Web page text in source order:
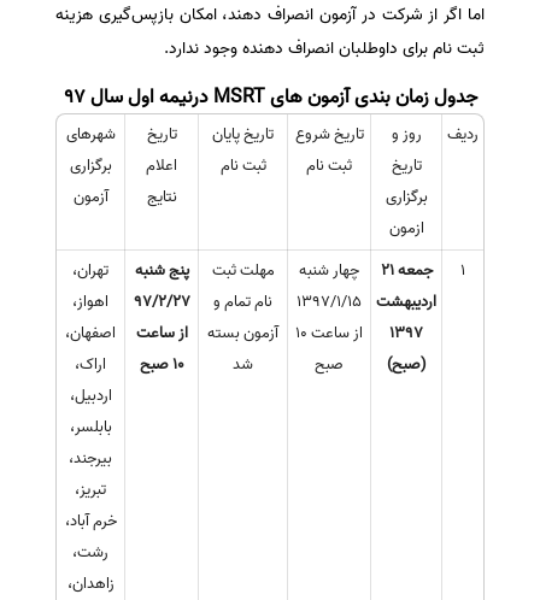
اما اگر از شرکت در آزمون انصراف دهند، امکان بازپس‌گیری هزینه
ثبت نام برای داوطلبان انصراف دهنده وجود ندارد.
جدول زمان بندی آزمون های MSRT درنیمه اول سال 97
ردیف
روز و
تاریخ
برگزاری
ازمون
تاریخ شروع
ثبت نام
تاریخ پایان
ثبت نام
تاریخ
اعلام
نتایج
شهرهای
برگزاری
آزمون
1
جمعه 21
اردیبهشت
1397
(صبح)
چهار شنبه
1397/1/15
از ساعت 10
صبح
مهلت ثبت
نام تمام و
آزمون بسته
شد
پنج شنبه
97/2/27
از ساعت
10 صبح
تهران،
اهواز،
اصفهان،
اراک،
اردبیل،
بابلسر،
بیرجند،
تبریز،
خرم آباد،
رشت،
زاهدان،